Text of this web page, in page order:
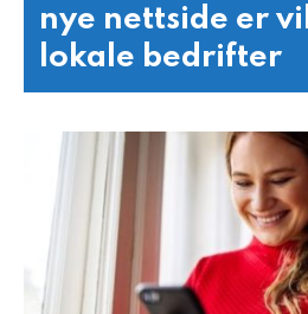
nye nettside er
lokale bedrifter